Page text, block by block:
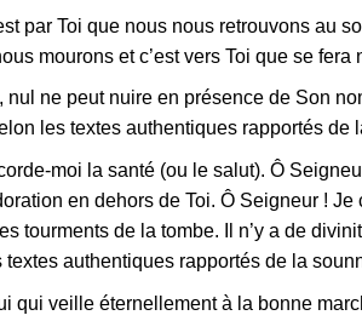
par Toi que nous nous retrouvons au
mourons et c’est vers Toi que se fera
nul ne peut nuire en présence de Son
les textes authentiques rapportés de
moi la santé (ou le salut). Ô
en dehors de Toi. Ô Seigneur !
tourments de la tombe. Il n’y a de
textes authentiques rapportés de la
qui veille éternellement à la bonne